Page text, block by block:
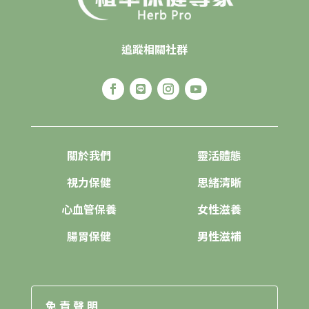
追蹤相關社群
關於我們
視力保健
心血管保養
腸胃保健
靈活體態
思緒清晰
女性滋養
男性滋補
免責聲明